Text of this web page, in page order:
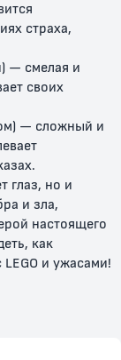
войны:
страха,
— смелая и
своих
— сложный и
глаз, но и
и зла,
настоящего
как
LEGO и ужасами!